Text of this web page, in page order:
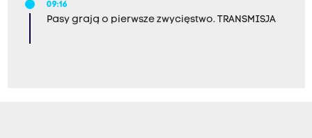
09:16
Pasy grają o pierwsze zwycięstwo. TRANSMISJA